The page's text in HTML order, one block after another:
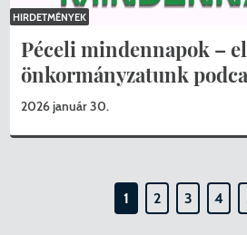
Péceli mindennapok –
önkormányzatunk
2026 január 30.
HIRDETMÉNYEK
1 2 3 4